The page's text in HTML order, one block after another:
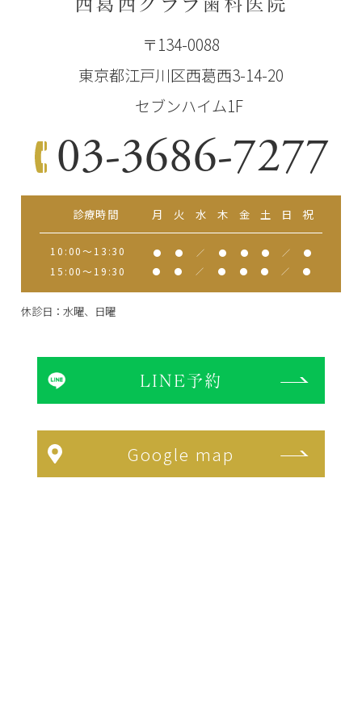
〒134-0088
東京都江戸川区西葛西3-14-20
セブンハイム1F
03-3686-7277
診療時間 月 火 水 木 金 土 日 祝
10:00～13:30 ● ● ／ ● ● ● ／ ●
15:00～19:30 ● ● ／ ● ● ● ／ ●
休診日：水曜、日曜
LINE予約
Google map